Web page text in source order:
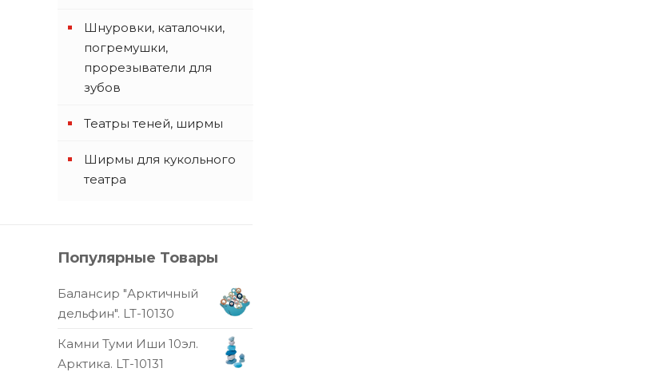
Шнуровки, каталочки,
погремушки,
прорезыватели для
зубов
Театры теней, ширмы
Ширмы для кукольного
театра
Популярные Товары
Балансир "Арктичный
дельфин". LT-10130
Камни Туми Иши 10эл.
Арктика. LT-10131